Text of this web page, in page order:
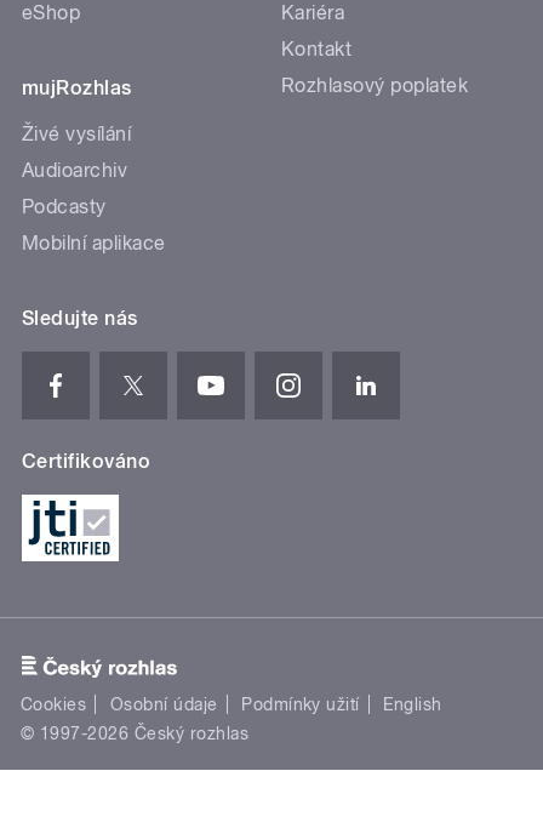
eShop
mujRozhlas
Živé vysílání
Audioarchiv
Podcasty
Mobilní aplikace
Kariéra
Kontakt
Rozhlasový poplatek
Sledujte nás
Certifikováno
Cookies Osobní údaje Podmínky užití
English
© 1997-2026 Český rozhlas